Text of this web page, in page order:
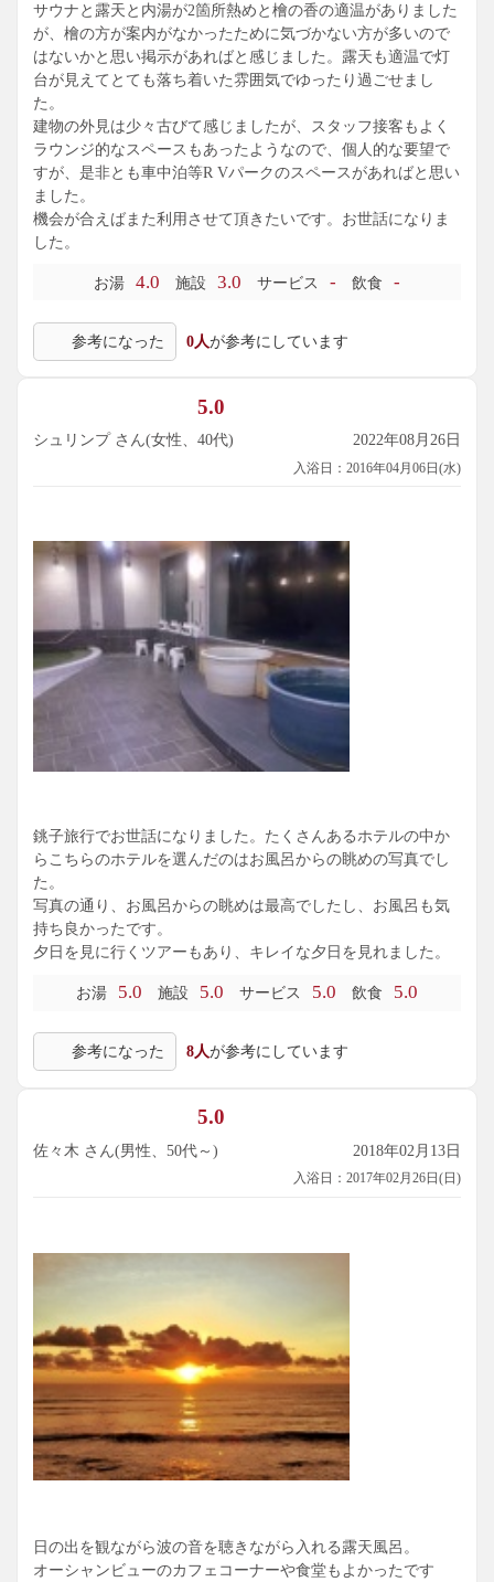
サウナと露天と内湯が2箇所熱めと檜の香の適温がありました
が、檜の方が案内がなかったために気づかない方が多いので
はないかと思い掲示があればと感じました。露天も適温で灯
台が見えてとても落ち着いた雰囲気でゆったり過ごせまし
た。
建物の外見は少々古びて感じましたが、スタッフ接客もよく
ラウンジ的なスペースもあったようなので、個人的な要望で
すが、是非とも車中泊等R Vパークのスペースがあればと思い
ました。
機会が合えばまた利用させて頂きたいです。お世話になりま
した。
お湯 4.0 施設 3.0 サービス - 飲食 -
参考になった 0人が参考にしています
5.0
シュリンプ さん(女性、40代) 2022年08月26日
入浴日：2016年04月06日(水)
銚子旅行でお世話になりました。たくさんあるホテルの中か
らこちらのホテルを選んだのはお風呂からの眺めの写真でし
た。
写真の通り、お風呂からの眺めは最高でしたし、お風呂も気
持ち良かったです。
夕日を見に行くツアーもあり、キレイな夕日を見れました。
お湯 5.0 施設 5.0 サービス 5.0 飲食 5.0
参考になった 8人が参考にしています
5.0
佐々木 さん(男性、50代～) 2018年02月13日
入浴日：2017年02月26日(日)
日の出を観ながら波の音を聴きながら入れる露天風呂。
オーシャンビューのカフェコーナーや食堂もよかったです